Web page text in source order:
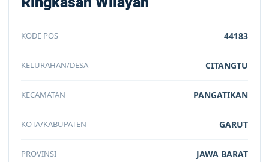
KODE POS 44183
KELURAHAN/DESA CITANGTU
KECAMATAN PANGATIKAN
KOTA/KABUPATEN GARUT
PROVINSI JAWA BARAT